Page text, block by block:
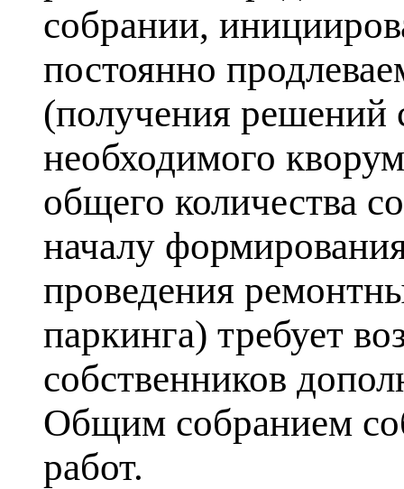
собрании,
постоянно
(получения решений
необходимого
общего количества
началу
проведения
паркинга) требует
собственников
Общим собранием
работ.